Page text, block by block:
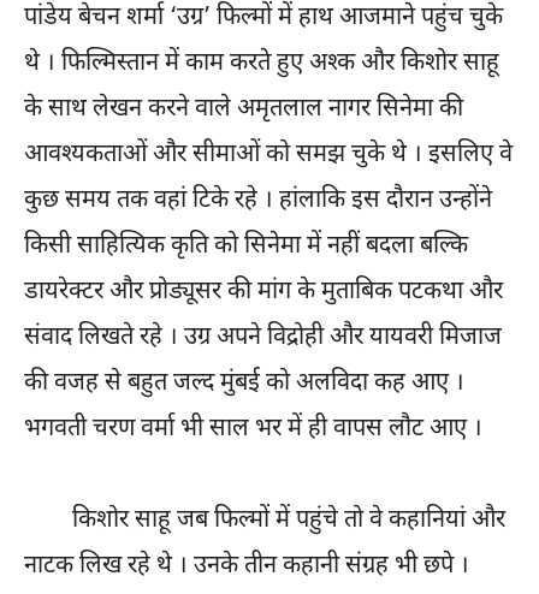
पांडेय बेचन शर्मा ‘उग्र’ फिल्मों में हाथ आजमाने पहुंच चुके
थे । फिल्मिस्तान में काम करते हुए अश्क और किशोर साहू
के साथ लेखन करने वाले अमृतलाल नागर सिनेमा की
आवश्यकताओं और सीमाओं को समझ चुके थे । इसलिए वे
कुछ समय तक वहां टिके रहे । हांलाकि इस दौरान उन्होंने
किसी साहित्यिक कृति को सिनेमा में नहीं बदला बल्कि
डायरेक्टर और प्रोड्यूसर की मांग के मुताबिक पटकथा और
संवाद लिखते रहे । उग्र अपने विद्रोही और यायवरी मिजाज
की वजह से बहुत जल्द मुंबई को अलविदा कह आए ।
भगवती चरण वर्मा भी साल भर में ही वापस लौट आए ।
किशोर साहू जब फिल्मों में पहुंचे तो वे कहानियां और
नाटक लिख रहे थे । उनके तीन कहानी संग्रह भी छपे ।